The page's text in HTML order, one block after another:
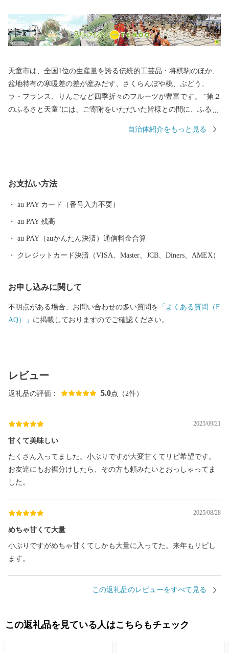
天童市は、全国1位の生産量を誇る伝統的工芸品・将棋駒のほか、
盆地特有の寒暖差の差が産みだす、さくらんぼや桃、ぶどう、
ラ・フランス、りんごなど四季折々のフルーツが豊富です。 ”第２
のふるさと天童"には、ご寄附をいただいた皆様との間に、ふるさ
と"と感じていただけるようにとの思いが込められています。 春夏
選択など、あなたの第２のふるさとに天童が立候補させていただ
自治体紹介をもっと見る
お支払い方法
au PAY カード（番号入力不要）
au PAY 残高
au PAY（auかんたん決済）通信料金合算
クレジットカード決済（VISA、Master、JCB、Diners、AMEX）
お申し込みに関して
不明点がある場合、お問い合わせの多い質問を 「よくある質問（F
AQ）」 に掲載しておりますのでご確認ください。
レビュー
返礼品の評価： 5.0点（2件）
2025/09/21
甘くて美味しい
たくさん入ってました。小ぶりですが大変甘くてリピ希望です。
お友達にもお裾分けしたら、その方も頼みたいとおっしゃってま
した。
2025/08/28
めちゃ甘くて大量
小ぶりですがめちゃ甘くてしかも大量に入ってた。来年もリピし
ます。
この返礼品のレビューをすべて見る
この返礼品を見ている人はこちらもチェック